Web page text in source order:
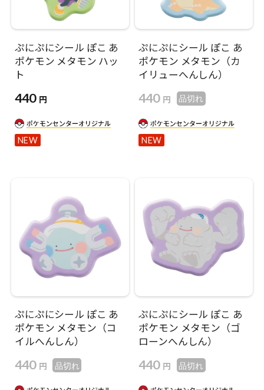
ぷにぷにシール ぽこ あ
ポケモン メタモン ハッ
ト
440 円
NEW
ぷにぷにシール ぽこ あ
ポケモン メタモン（カ
イリューへんしん）
440 円 品切れ
NEW
ぷにぷにシール ぽこ あ
ポケモン メタモン（コ
イルへんしん）
440 円 品切れ
ぷにぷにシール ぽこ あ
ポケモン メタモン（ゴ
ローンへんしん）
440 円 品切れ